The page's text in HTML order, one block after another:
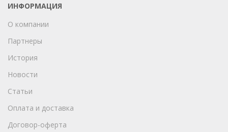
ИНФОРМАЦИЯ
О компании
Партнеры
История
Новости
Статьи
Оплата и доставка
Договор-оферта